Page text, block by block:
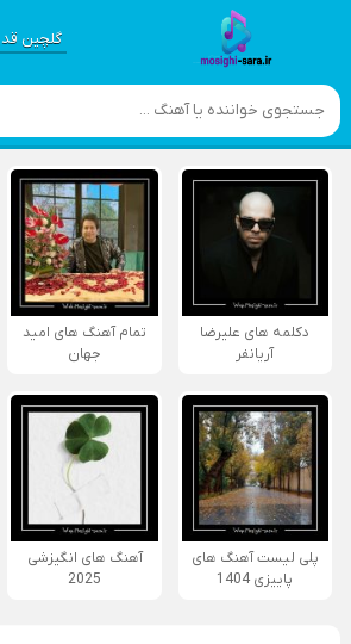
گلچین
دکلمه های علیرضا
آریانفر
تمام آهنگ های امید
جهان
پلی لیست آهنگ های
پاییزی 1404
آهنگ های انگیزشی
2025